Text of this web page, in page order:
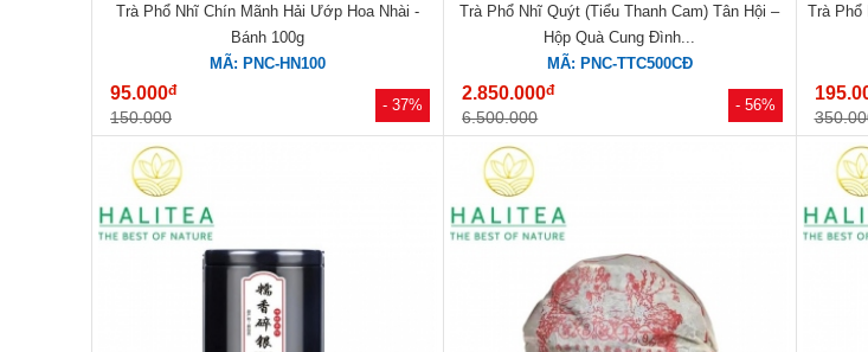
- 37%
Trà Phổ Nhĩ Chín Mãnh Hải Ướp Hoa Nhài -
Bánh 100g
MÃ: PNC-HN100
95.000đ
150.000
- 56%
Trà Phổ Nhĩ Quýt (Tiểu Thanh Cam) Tân Hội –
Hộp Quà Cung Đình...
MÃ: PNC-TTC500CĐ
2.850.000đ
6.500.000
Trà Phổ